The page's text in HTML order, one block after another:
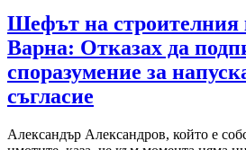
Шефът на строителния
Варна: Отказах да
споразумение за
съгласие
Александър Александров, който е